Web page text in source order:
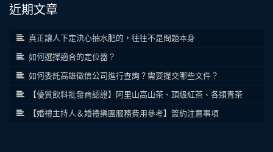
近期文章
真正讓人下定決心抽水肥的，往往不是問題本身
如何選擇適合的定位器？
如何委託高雄徵信公司進行查詢？需要提交哪些文件？
【優質飲料批發商認證】阿里山高山茶、頂級紅茶、各類青茶
【婚禮主持人＆婚禮樂團服務費用參考】簽約注意事項